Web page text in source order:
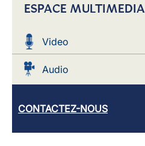
ESPACE MULTIMEDIA
Video
Audio
CONTACTEZ-NOUS